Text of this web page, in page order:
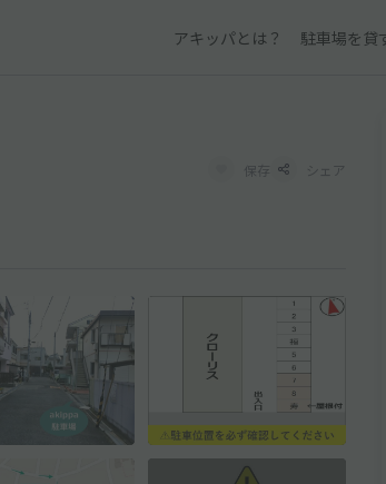
アキッパとは？ 駐車場を貸
保存 シェア